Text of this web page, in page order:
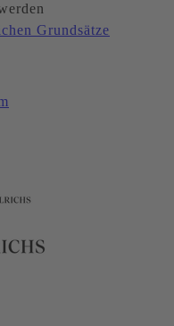
Grundsätze